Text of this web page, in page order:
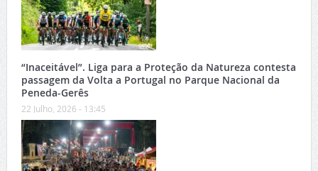
“Inaceitável”. Liga para a Proteção da Natureza contesta
passagem da Volta a Portugal no Parque Nacional da
Peneda-Gerês
22 Julho, 2026 - 13:45